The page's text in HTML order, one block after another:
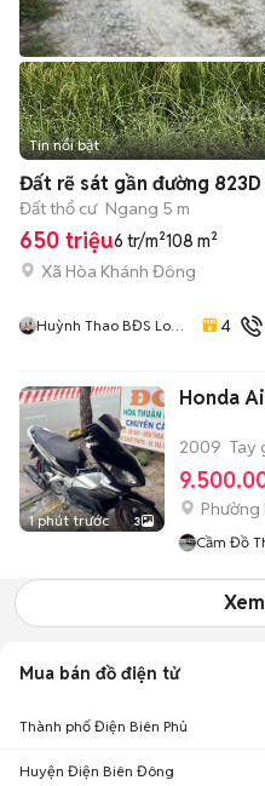
Tin nổi bật
Đất rẽ sát gần đường
Đất thổ cư Ngang 5 m
650 triệu6 tr/m²108 m²
Xã Hòa Khánh Đông
Huỳnh Thao BĐS Long
4.6
1 phút trước 3
Honda
2009 Tay
Phường
Cầm Đồ
Mua bán đồ điện tử
Thành phố Điện Biên Phủ
Huyện Điện Biên Đông